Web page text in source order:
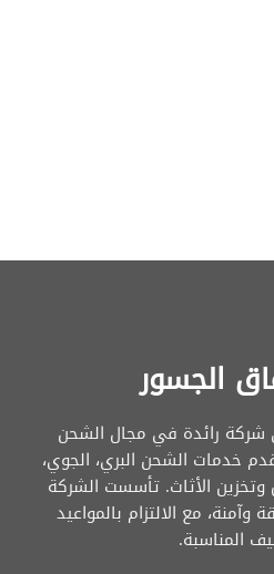
الجسور
رائدة في مجال الشحن
خدمات الشحن البري، الجوي،
وتخزين الأثاث. تأسست الشركة
مع الالتزام بالمواعيد
المناسبة.